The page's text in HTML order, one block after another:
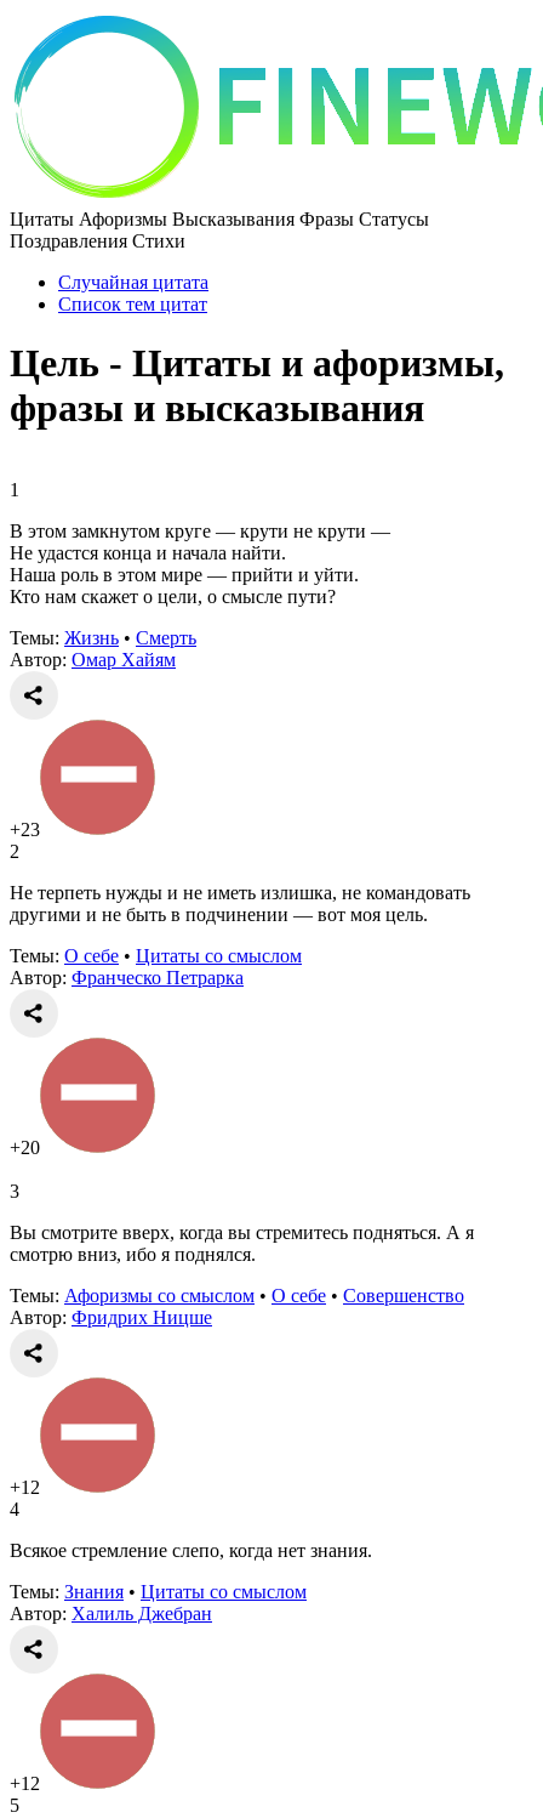
Цитаты Афоризмы Высказывания Фразы Статусы
Поздравления Стихи
Случайная цитата
Список тем цитат
Цель - Цитаты и афоризмы,
фразы и высказывания
1
В этом замкнутом круге — крути не крути —
Не удастся конца и начала найти.
Наша роль в этом мире — прийти и уйти.
Кто нам скажет о цели, о смысле пути?
Темы: Жизнь • Смерть
Автор: Омар Хайям
+23
2
Не терпеть нужды и не иметь излишка, не командовать
другими и не быть в подчинении — вот моя цель.
Темы: О себе • Цитаты со смыслом
Автор: Франческо Петрарка
+20
3
Вы смотрите вверх, когда вы стремитесь подняться. А я
смотрю вниз, ибо я поднялся.
Темы: Афоризмы со смыслом • О себе • Совершенство
Автор: Фридрих Ницше
+12
4
Всякое стремление слепо, когда нет знания.
Темы: Знания • Цитаты со смыслом
Автор: Халиль Джебран
+12
5